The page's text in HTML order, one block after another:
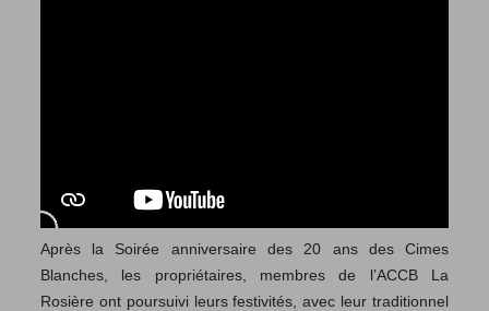
Après la Soirée anniversaire des 20 ans des Cimes
Blanches, les propriétaires, membres de l’ACCB La
Rosière ont poursuivi leurs festivités, avec leur traditionnel